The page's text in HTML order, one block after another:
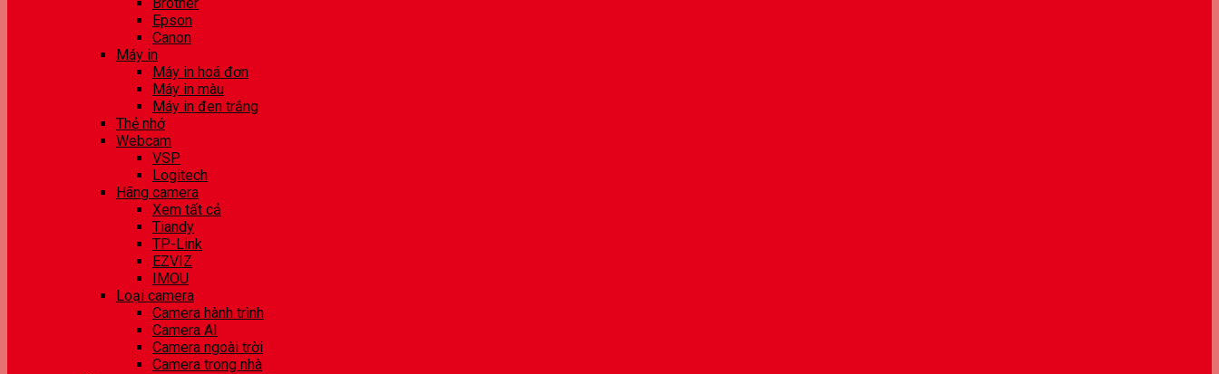
Epson
Canon
Máy in
Máy in hoá đơn
Máy in màu
Máy in đen trắng
Thẻ nhớ
Webcam
VSP
Logitech
Hãng camera
Xem tất cả
Tiandy
TP-Link
EZVIZ
IMOU
Loại camera
Camera hành trình
Camera AI
Camera ngoài trời
Camera trong nhà